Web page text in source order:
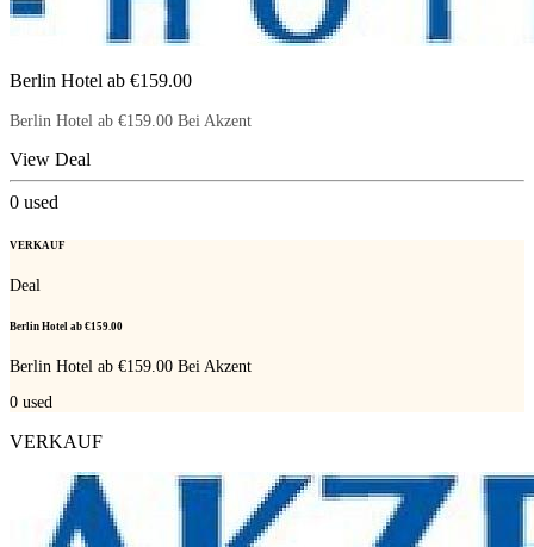
Berlin Hotel ab €159.00
Berlin Hotel ab €159.00 Bei Akzent
View Deal
0 used
VERKAUF
Deal
Berlin Hotel ab €159.00
Berlin Hotel ab €159.00 Bei Akzent
0 used
VERKAUF